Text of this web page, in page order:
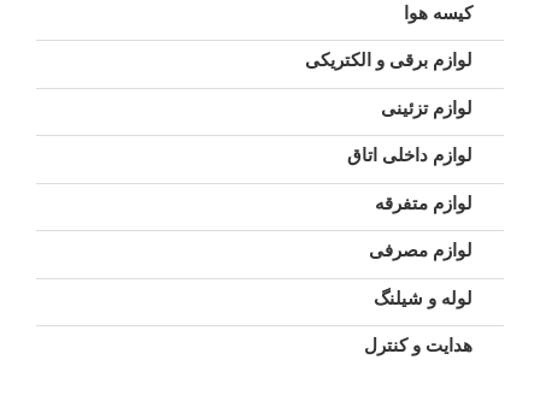
کیسه هوا
لوازم برقی و الکتریکی
لوازم تزئینی
لوازم داخلی اتاق
لوازم متفرقه
لوازم مصرفی
لوله و شیلنگ
هدایت و کنترل